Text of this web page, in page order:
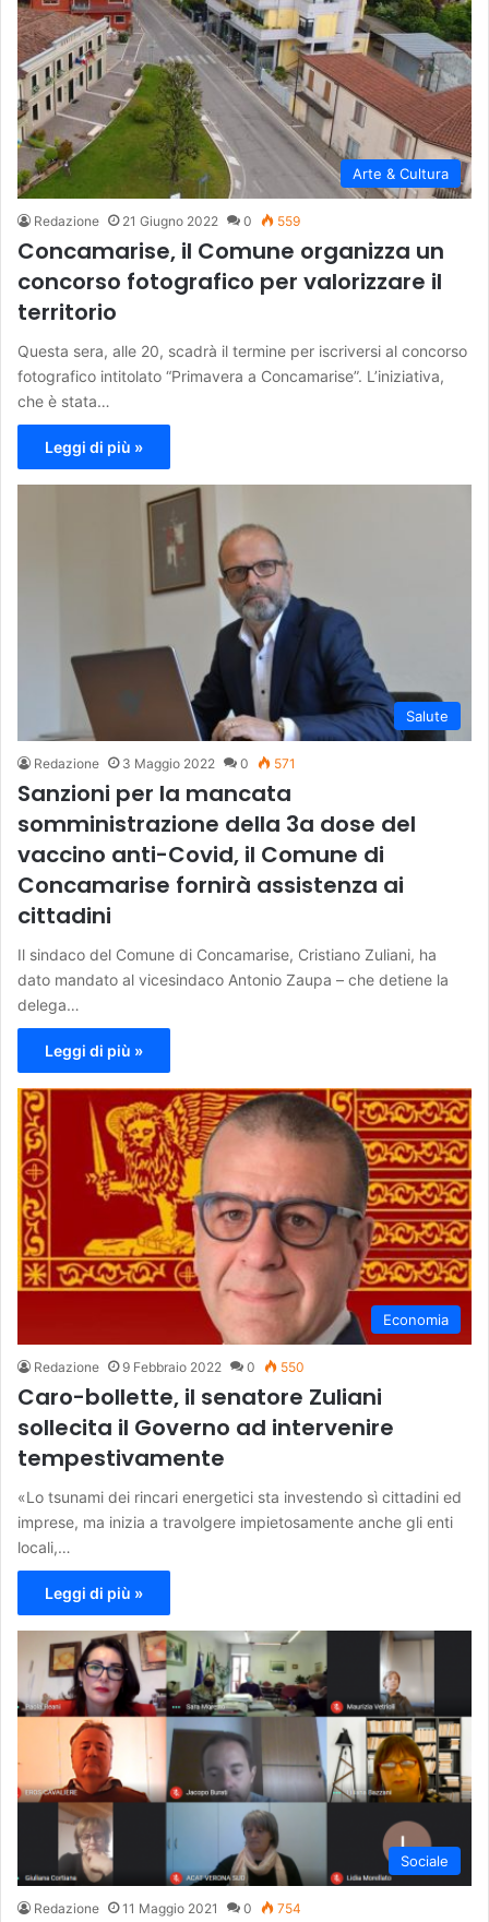
Arte & Cultura
Redazione 21 Giugno 2022 0 559
Concamarise, il Comune organizza un
concorso fotografico per valorizzare il
territorio
Questa sera, alle 20, scadrà il termine per iscriversi al concorso
fotografico intitolato “Primavera a Concamarise”. L’iniziativa,
che è stata…
Leggi di più »
Salute
Redazione 3 Maggio 2022 0 571
Sanzioni per la mancata
somministrazione della 3a dose del
vaccino anti-Covid, il Comune di
Concamarise fornirà assistenza ai
cittadini
Il sindaco del Comune di Concamarise, Cristiano Zuliani, ha
dato mandato al vicesindaco Antonio Zaupa – che detiene la
delega…
Leggi di più »
Economia
Redazione 9 Febbraio 2022 0 550
Caro-bollette, il senatore Zuliani
sollecita il Governo ad intervenire
tempestivamente
«Lo tsunami dei rincari energetici sta investendo sì cittadini ed
imprese, ma inizia a travolgere impietosamente anche gli enti
locali,…
Leggi di più »
Sociale
Redazione 11 Maggio 2021 0 754